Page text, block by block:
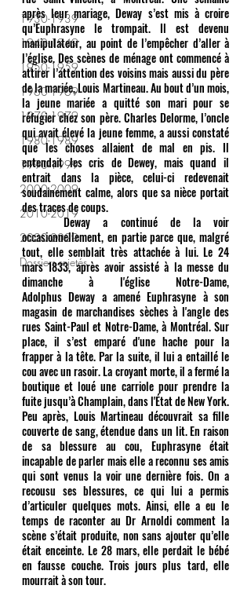
1930-1939
1940-1949
1950-1959
1960-1969
1970-1979
1980-1989
1990-1999
2000-2009
2010-2019
2020-2029
Dossiers rejetés
après leur mariage, Deway s’est mis à croire
qu’Euphrasyne le trompait. Il est devenu
manipulateur, au point de l’empêcher d’aller à
l’église. Des scènes de ménage ont commencé à
attirer l’attention des voisins mais aussi du père
de la mariée, Louis Martineau. Au bout d’un mois,
la jeune mariée a quitté son mari pour se
réfugier chez son père. Charles Delorme, l’oncle
qui avait élevé la jeune femme, a aussi constaté
que les choses allaient de mal en pis. Il
entendait les cris de Dewey, mais quand il
entrait dans la pièce, celui-ci redevenait
soudainement calme, alors que sa nièce portait
des traces de coups.
	Deway a continué de la voir
occasionnellement, en partie parce que, malgré
tout, elle semblait très attachée à lui. Le 24
mars 1833, après avoir assisté à la messe du
dimanche à l'église Notre-Dame,
Adolphus Deway a amené Euphrasyne à son
magasin de marchandises sèches à l'angle des
rues Saint-Paul et Notre-Dame, à Montréal. Sur
place, il s’est emparé d'une hache pour la
frapper à la tête. Par la suite, il lui a entaillé le
cou avec un rasoir. La croyant morte, il a fermé la
boutique et loué une carriole pour prendre la
fuite jusqu’à Champlain, dans l'État de New York.
Peu après, Louis Martineau découvrait sa fille
couverte de sang, étendue dans un lit. En raison
de sa blessure au cou, Euphrasyne était
incapable de parler mais elle a reconnu ses amis
qui sont venus la voir une dernière fois. On a
recousu ses blessures, ce qui lui a permis
d’articuler quelques mots. Ainsi, elle a eu le
temps de raconter au Dr Arnoldi comment la
scène s’était produite, non sans ajouter qu’elle
était enceinte. Le 28 mars, elle perdait le bébé
en fausse couche. Trois jours plus tard, elle
mourrait à son tour.